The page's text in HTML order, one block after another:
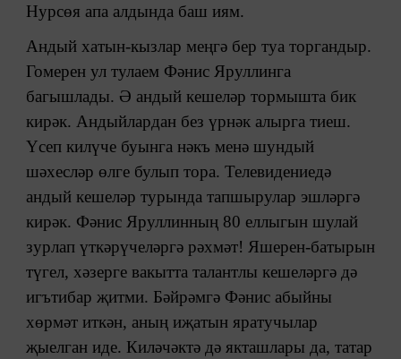
Нурсөя апа алдында баш иям.
Андый хатын-кызлар меңгә бер туа торгандыр.
Гомерен ул тулаем Фәнис Яруллинга
багышлады. Ә андый кешеләр тормышта бик
кирәк. Андыйлардан без үрнәк алырга тиеш.
Үсеп килүче буынга нәкъ менә шундый
шәхесләр өлге булып тора. Телевидениедә
андый кешеләр турында тапшырулар эшләргә
кирәк. Фәнис Яруллинның 80 еллыгын шулай
зурлап үткәрүчеләргә рәхмәт! Яшерен-батырын
түгел, хәзерге вакытта талантлы кешеләргә дә
игътибар җитми. Бәйрәмгә Фәнис абыйны
хөрмәт иткән, аның иҗатын яратучылар
җыелган иде. Киләчәктә дә якташлары да, татар